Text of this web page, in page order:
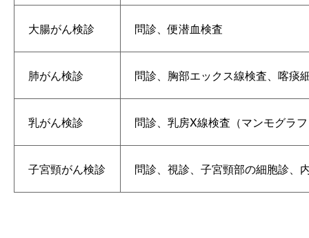
大腸がん検診 問診、便潜血検査
肺がん検診 問診、胸部エックス線検査、喀痰
乳がん検診 問診、乳房X線検査（マンモグラ
子宮頸がん検診 問診、視診、子宮頸部の細胞診、